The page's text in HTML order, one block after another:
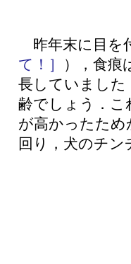
昨年末に目を
て！］
），食痕
長していました
齢でしょう．こ
が高かったた
回り，犬のチ